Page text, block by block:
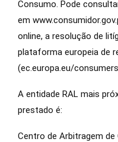
Consumo. Pode
em
online, a resolução de
plataforma europeia de
(ec.europa.eu/
A entidade RAL mais
prestado é:
Centro de Arbitragem